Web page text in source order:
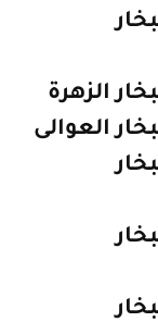
الزهرة
العوالى